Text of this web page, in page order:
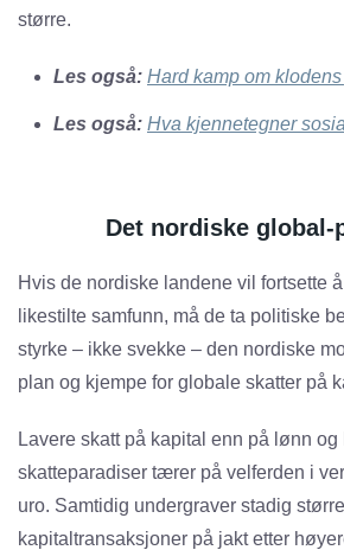
større.
Les også: Hard kamp om
Les også: Hva kjennetegner
Det nordiske global-
Hvis de nordiske landene vil fortsette
likestilte samfunn, må de ta politiske
styrke – ikke svekke – den nordiske
plan og kjempe for globale skatter på
Lavere skatt på kapital enn på lønn og
skatteparadiser tærer på velferden i
uro. Samtidig undergraver stadig større
kapitaltransaksjoner på jakt etter